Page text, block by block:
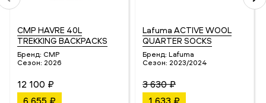
CMP HAVRE 40L
TREKKING BACKPACKS
Бренд: CMP
Сезон: 2026
12 100 ₽
Lafuma ACTIVE WOOL
QUARTER SOCKS
Бренд: Lafuma
Сезон: 2023/2024
3 630 ₽